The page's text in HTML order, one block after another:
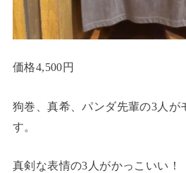
価格4,500円
狗巻、真希、パンダ先輩の3人が
す。
真剣な表情の3人がかっこいい！